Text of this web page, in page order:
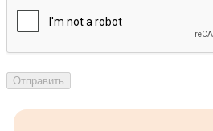
Отправить